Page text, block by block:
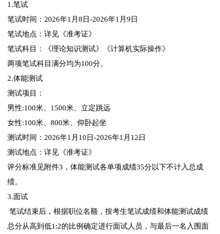
1.笔试
笔试时间：2026年1月8日-2026年1月9日
笔试地点：详见《准考证》
笔试科目：《理论知识测试》《计算机实际操作》
两项笔试科目满分均为100分。
2.体能测试
测试项目：
男性:100米、1500米、立定跳远
女性:100米、800米、仰卧起坐
测试时间：2026年1月10日-2026年1月12日
测试地点：详见《准考证》
评分标准见附件3，体能测试各单项成绩35分以下不计入总成
绩。
3.面试
笔试结束后，根据职位名额，按考生笔试成绩和体能测试成绩
总分从高到低1:2的比例确定进行面试人员，与最后一名入围面